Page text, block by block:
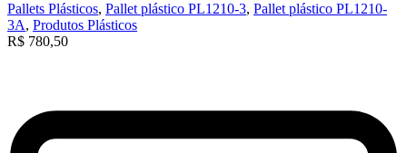
Pallets Plásticos, Pallet plástico PL1210-3, Pallet plástico PL1210-
3A, Produtos Plásticos
R$ 780,50